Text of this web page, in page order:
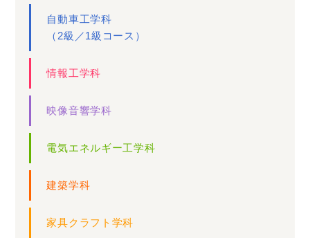
自動車工学科
（2級／1級コース）
情報工学科
映像音響学科
電気エネルギー工学科
建築学科
家具クラフト学科